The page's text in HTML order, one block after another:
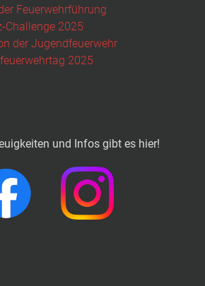
Feuerwehrführung
Challenge 2025
der Jugendfeuerwehr
2025
und Infos gibt es hier!